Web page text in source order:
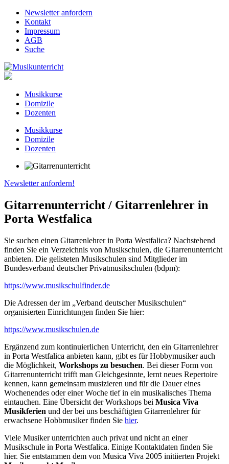
Newsletter anfordern
Kontakt
Impressum
AGB
Suche
Musikkurse
Domizile
Dozenten
Musikkurse
Domizile
Dozenten
Newsletter anfordern!
Gitarrenunterricht / Gitarrenlehrer in
Porta Westfalica
Sie suchen einen Gitarrenlehrer in Porta Westfalica? Nachstehend
finden Sie ein Verzeichnis von Musikschulen, die Gitarrenunterricht
anbieten. Die gelisteten Musikschulen sind Mitglieder im
Bundesverband deutscher Privatmusikschulen (bdpm):
https://www.musikschulfinder.de
Die Adressen der im „Verband deutscher Musikschulen“
organisierten Einrichtungen finden Sie hier:
https://www.musikschulen.de
Ergänzend zum kontinuierlichen Unterricht, den ein Gitarrenlehrer
in Porta Westfalica anbieten kann, gibt es für Hobbymusiker auch
die Möglichkeit, Workshops zu besuchen. Bei dieser Form von
Gitarrenunterricht trifft man Gleichgesinnte, lernt neues Repertoire
kennen, kann gemeinsam musizieren und für die Dauer eines
Wochenendes oder einer Woche tief in ein musikalisches Thema
eintauchen. Eine Übersicht der Workshops bei Musica Viva
Musikferien und der bei uns beschäftigten Gitarrenlehrer für
erwachsene Hobbmusiker finden Sie hier.
Viele Musiker unterrichten auch privat und nicht an einer
Musikschule in Porta Westfalica. Einige Kontaktdaten finden Sie
hier. Sie entstammen dem von Musica Viva 2005 initiierten Projekt